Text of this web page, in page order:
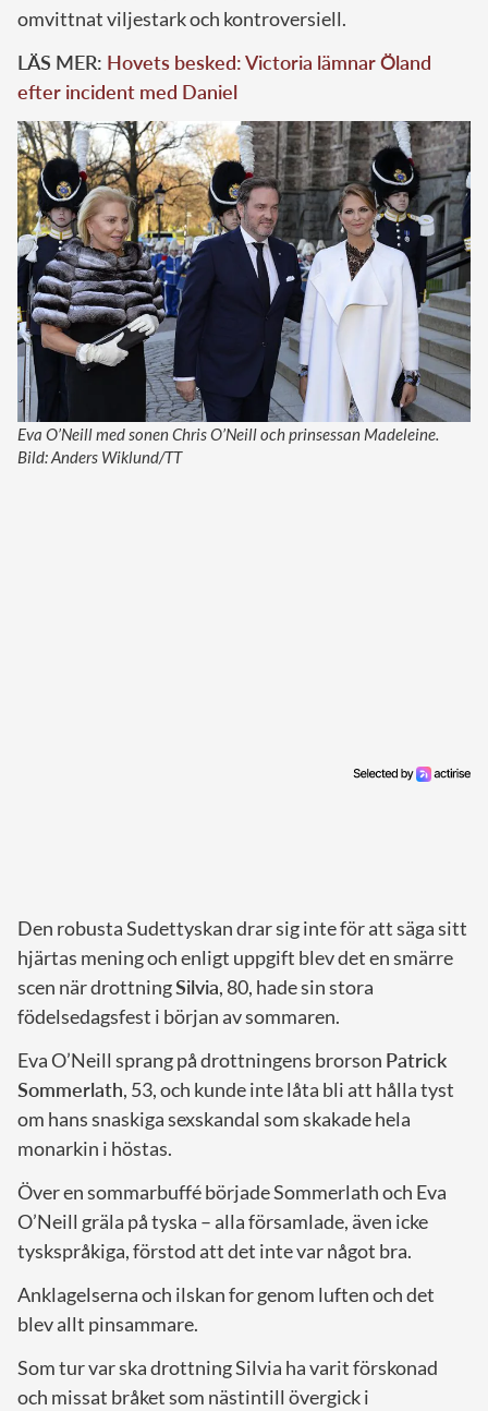
omvittnat viljestark och kontroversiell.
LÄS MER: Hovets besked: Victoria lämnar Öland
efter incident med Daniel
Eva O’Neill med sonen Chris O’Neill och prinsessan Madeleine.
Bild: Anders Wiklund/TT
Den robusta Sudettyskan drar sig inte för att säga sitt
hjärtas mening och enligt uppgift blev det en smärre
scen när drottningSilvia, 80, hade sin stora
födelsedagsfest i början av sommaren.
Eva O’Neill sprang på drottningens brorson Patrick
Sommerlath, 53, och kunde inte låta bli att hålla tyst
om hans snaskiga sexskandal som skakade hela
monarkin i höstas.
Över en sommarbuffé började Sommerlath och Eva
O’Neill gräla på tyska – alla församlade, även icke
tyskspråkiga, förstod att det inte var något bra.
Anklagelserna och ilskan for genom luften och det
blev allt pinsammare.
Som tur var ska drottning Silvia ha varit förskonad
och missat bråket som nästintill övergick i